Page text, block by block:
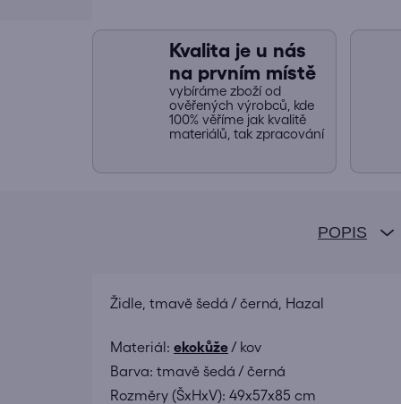
Kvalita je u nás
na prvním místě
vybíráme zboží od
ověřených výrobců, kde
100% věříme jak kvalitě
materiálů, tak zpracování
POPIS
Židle, tmavě šedá / černá, Hazal
Materiál: ekokůže / kov
Barva: tmavě šedá / černá
Rozměry (ŠxHxV): 49x57x85 cm